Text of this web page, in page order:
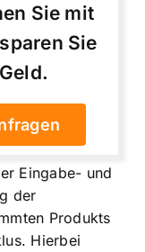
Sie mit
Sie
Eingabe- und
der
Produkts
Hierbei